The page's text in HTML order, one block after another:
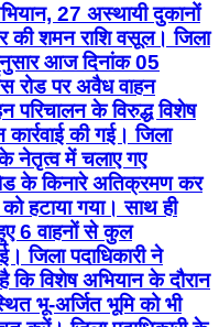
27 अस्थायी दुकानों
की शमन राशि वसूल। जिला
आज दिनांक 05
रोड पर अवैध वाहन
परिचालन के विरुद्ध विशेष
की गई। जिला
के नेतृत्व में चलाए गए
के किनारे अतिक्रमण कर
हटाया गया। साथ ही
6 वाहनों से कुल
जिला पदाधिकारी ने
है कि विशेष अभियान के दौरान
भू-अर्जित भूमि को भी